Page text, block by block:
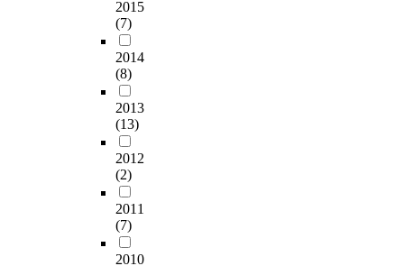
2015
(7)
2014
(8)
2013
(13)
2012
(2)
2011
(7)
2010